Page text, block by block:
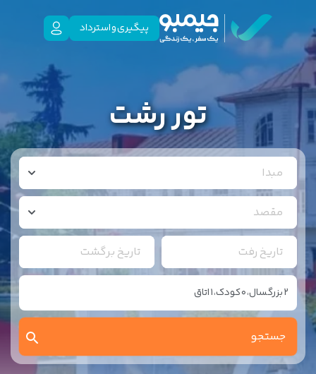
پیگیری و استرداد
تور رشت
مبدا
مقصد
تاریخ رفت تاریخ برگشت
2بزرگسال،0کودک،1اتاق